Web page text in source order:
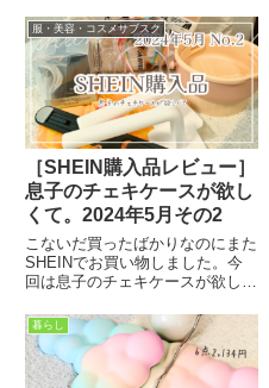
した。オペークで買った黒のニッ
トパンプスがすごく良くてね。ネ
イビーとベージュも欲しいなぁと
思いきや、オペークではその色...
服・美容・コスメサブスク
［SHEIN購入品レビュー］
息子のチェキケースが欲し
くて。2024年5月その2
こないだ買ったばかりなのにまた
SHEINでお買い物しました。今
回は息子のチェキケースが欲しく
ェキ当てたからさ…！！（強
運！）いつもはSHEIN月に1回く
らいにしておこうと意識してるん
だけど、まぁ今回は福引当たっ...
暮らし